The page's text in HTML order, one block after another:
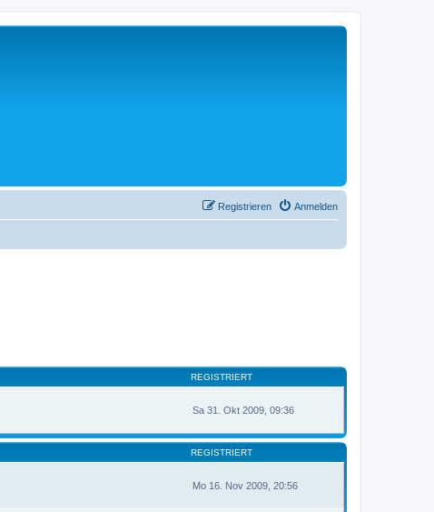
Anmelden
Registrieren
REGISTRIERT
Sa 31. Okt 2009, 09:36
REGISTRIERT
Mo 16. Nov 2009, 20:56